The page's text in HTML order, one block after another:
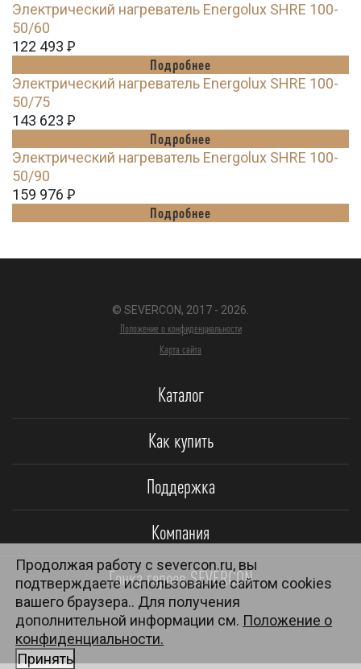
Электрический нагреватель Energolux SHRE 100-
50/60
122 493 Ꝑ
Подробнее
Электрический нагреватель Energolux SHRE 100-
50/75
143 623 Ꝑ
Подробнее
Электрический нагреватель Energolux SHRE 100-
50/90
159 976 Ꝑ
Подробнее
© SEVERCON, 2017 - 2026.
Положение о конфиденциальности
Карта сайта
Каталог
Как купить
Поддержка
Компания
Гонка героев SEVERCON
Продолжая работу с severcon.ru, вы
подтверждаете использование сайтом cookies
вашего браузера.. Для получения
дополнительной информации см. Положение о
конфиденциальности.
Принять